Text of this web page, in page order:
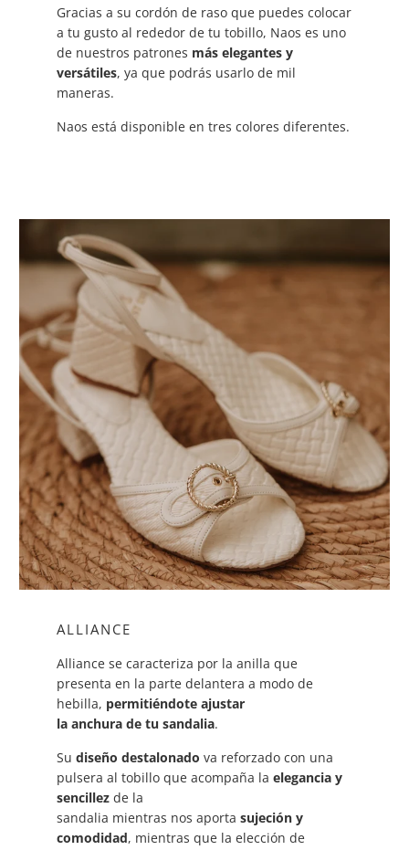
Gracias a su cordón de raso que puedes colocar
a tu gusto al rededor de tu tobillo, Naos es uno
de nuestros patrones más elegantes y
versátiles, ya que podrás usarlo de mil
maneras.
Naos está disponible en tres colores diferentes.
ALLIANCE
Alliance se caracteriza por la anilla que
presenta en la parte delantera a modo de
hebilla, permitiéndote ajustar
la anchura de tu sandalia.
Su diseño destalonado va reforzado con una
pulsera al tobillo que acompaña la elegancia y
sencillezde la
sandalia mientras nos aporta sujeción y
comodidad, mientras que la elección de